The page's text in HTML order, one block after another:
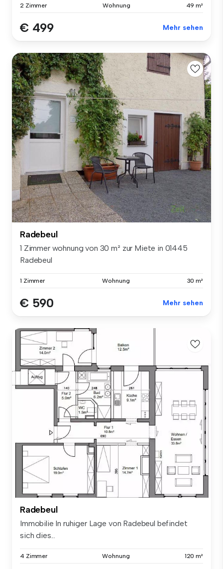
2 Zimmer Wohnung 49 m²
€ 499 Mehr sehen
Radebeul
1 Zimmer wohnung von 30 m² zur Miete in 01445
Radebeul
1 Zimmer Wohnung 30 m²
€ 590 Mehr sehen
Radebeul
Immobilie In ruhiger Lage von Radebeul befindet
sich dies...
4 Zimmer Wohnung 120 m²